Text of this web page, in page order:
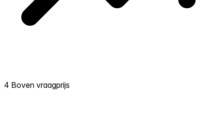
4 Boven vraagprijs